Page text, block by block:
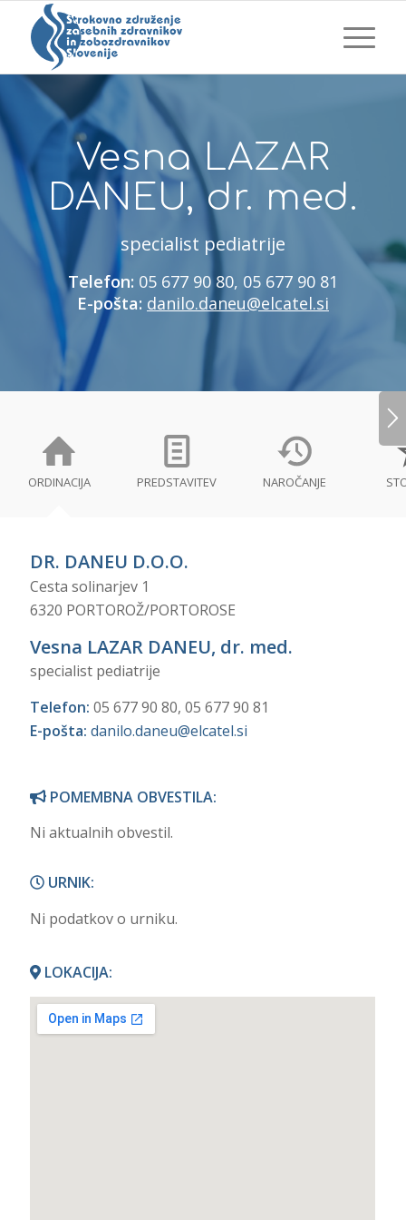
Vesna LAZAR
DANEU, dr. med.
specialist pediatrije
Telefon: 05 677 90 80, 05 677 90 81
E-pošta: danilo.daneu@elcatel.si
ORDINACIJA PREDSTAVITEV NAROČANJE
DR. DANEU D.O.O.
Cesta solinarjev 1
6320 PORTOROŽ/PORTOROSE
Vesna LAZAR DANEU, dr. med.
specialist pediatrije
Telefon: 05 677 90 80, 05 677 90 81
E-pošta: danilo.daneu@elcatel.si
POMEMBNA OBVESTILA:
Ni aktualnih obvestil.
URNIK:
Ni podatkov o urniku.
LOKACIJA: